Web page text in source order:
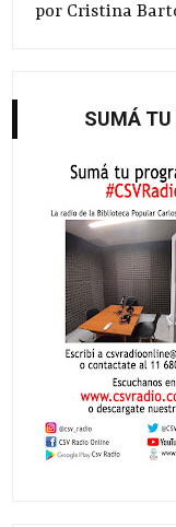
por Cristina
SUMÁ TU